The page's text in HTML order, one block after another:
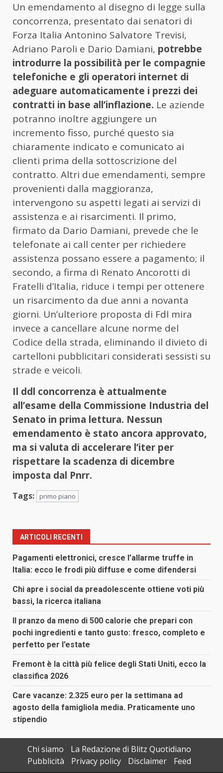
Un emendamento al disegno di legge sulla
concorrenza, presentato dai senatori di
Forza Italia Antonino Salvatore Trevisi,
Adriano Paroli e Dario Damiani, potrebbe
introdurre la possibilità per le compagnie
telefoniche e gli operatori internet di
adeguare automaticamente i prezzi dei
contratti in base all’inflazione. Le aziende
potranno inoltre aggiungere un
incremento fisso, purché questo sia
chiaramente indicato e comunicato ai
clienti prima della sottoscrizione del
contratto. Altri due emendamenti, sempre
provenienti dalla maggioranza,
intervengono su aspetti legati ai servizi di
assistenza e ai risarcimenti. Il primo,
firmato da Dario Damiani, prevede che le
telefonate ai call center per richiedere
assistenza possano essere a pagamento; il
secondo, a firma di Renato Ancorotti di
Fratelli d’Italia, riduce i tempi per ottenere
un risarcimento da due anni a novanta
giorni. Un’ulteriore proposta di FdI mira
invece a cancellare alcune norme del
Codice della strada, eliminando il divieto di
cartelloni pubblicitari considerati sessisti su
strade e veicoli.
Il ddl concorrenza è attualmente
all’esame della Commissione Industria del
Senato in prima lettura. Nessun
emendamento è stato ancora approvato,
ma si valuta di accelerare l’iter per
rispettare la scadenza di dicembre
imposta dal Pnrr.
Tags: primo piano
ARTICOLI RECENTI
Pagamenti elettronici, cresce l’allarme truffe in
Italia: ecco le frodi più diffuse e come difendersi
Chi apre i social da preadolescente ottiene voti più
bassi, la ricerca italiana
Il pranzo da meno di 500 calorie che prepari con
pochi ingredienti e tanto gusto: fresco, completo e
perfetto per l’estate
Fremont è la città più felice degli Stati Uniti, ecco la
classifica 2026
Care vacanze: 2.325 euro per la settimana ad
agosto della famigliola media. Praticamente uno
stipendio
Chi siamo
La Redazione di Blitz Quotidiano
Pubblicità
Privacy policy Disclaimer Feed